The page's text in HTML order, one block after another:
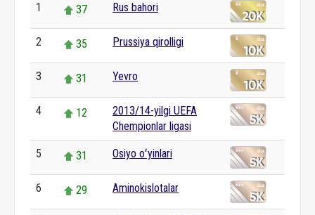
1 37 Rus bahori
2 35 Prussiya qirolligi
3 31 Yevro
4 12
2013/14-yilgi UEFA
Chempionlar ligasi
5 31 Osiyo oʻyinlari
6 29 Aminokislotalar